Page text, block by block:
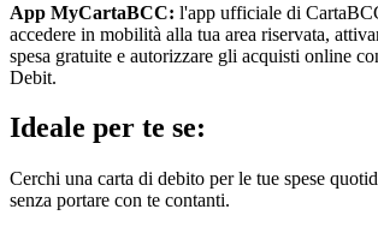
App MyCartaBCC: l'app ufficiale di
accedere in mobilità alla tua area riservata,
spesa gratuite e autorizzare gli acquisti online
Debit.
Ideale per te se:
Cerchi una carta di debito per le tue spese
senza portare con te contanti.